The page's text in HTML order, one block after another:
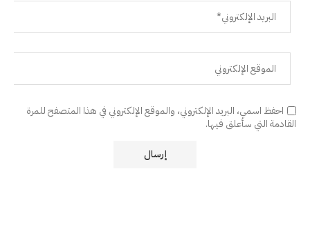
احفظ اسمي، البريد الإلكتروني، والموقع الإلكتروني في هذا المتصفح للمرة
القادمة التي سأعلق فيها.